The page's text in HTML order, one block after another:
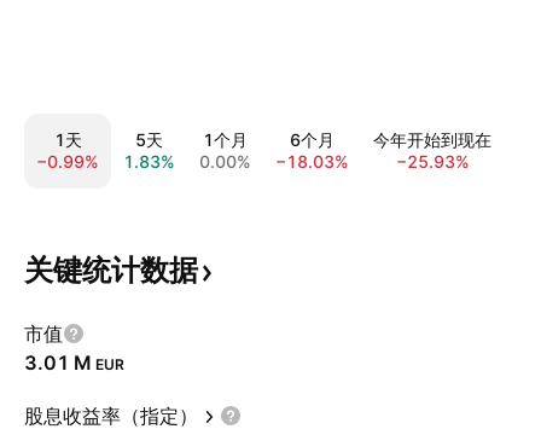
1天
−0.99%
5天
1.83%
1个月
0.00%
6个月
−18.03%
今年开始到现在
−25.93%
关键统计数据
市值
‪3.01 M‬ EUR
股息收益率（指定）